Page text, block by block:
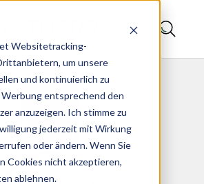
Websitetracking-
um unsere
und kontinuierlich zu
entsprechend den
anzuzeigen. Ich stimme zu
jederzeit mit Wirkung
oder ändern. Wenn Sie
Cookies nicht akzeptieren,
ablehnen.